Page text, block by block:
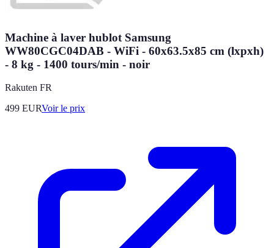
Machine à laver hublot Samsung
WW80CGC04DAB - WiFi - 60x63.5x85 cm (lxpxh)
- 8 kg - 1400 tours/min - noir
Rakuten FR
499 EURVoir le prix